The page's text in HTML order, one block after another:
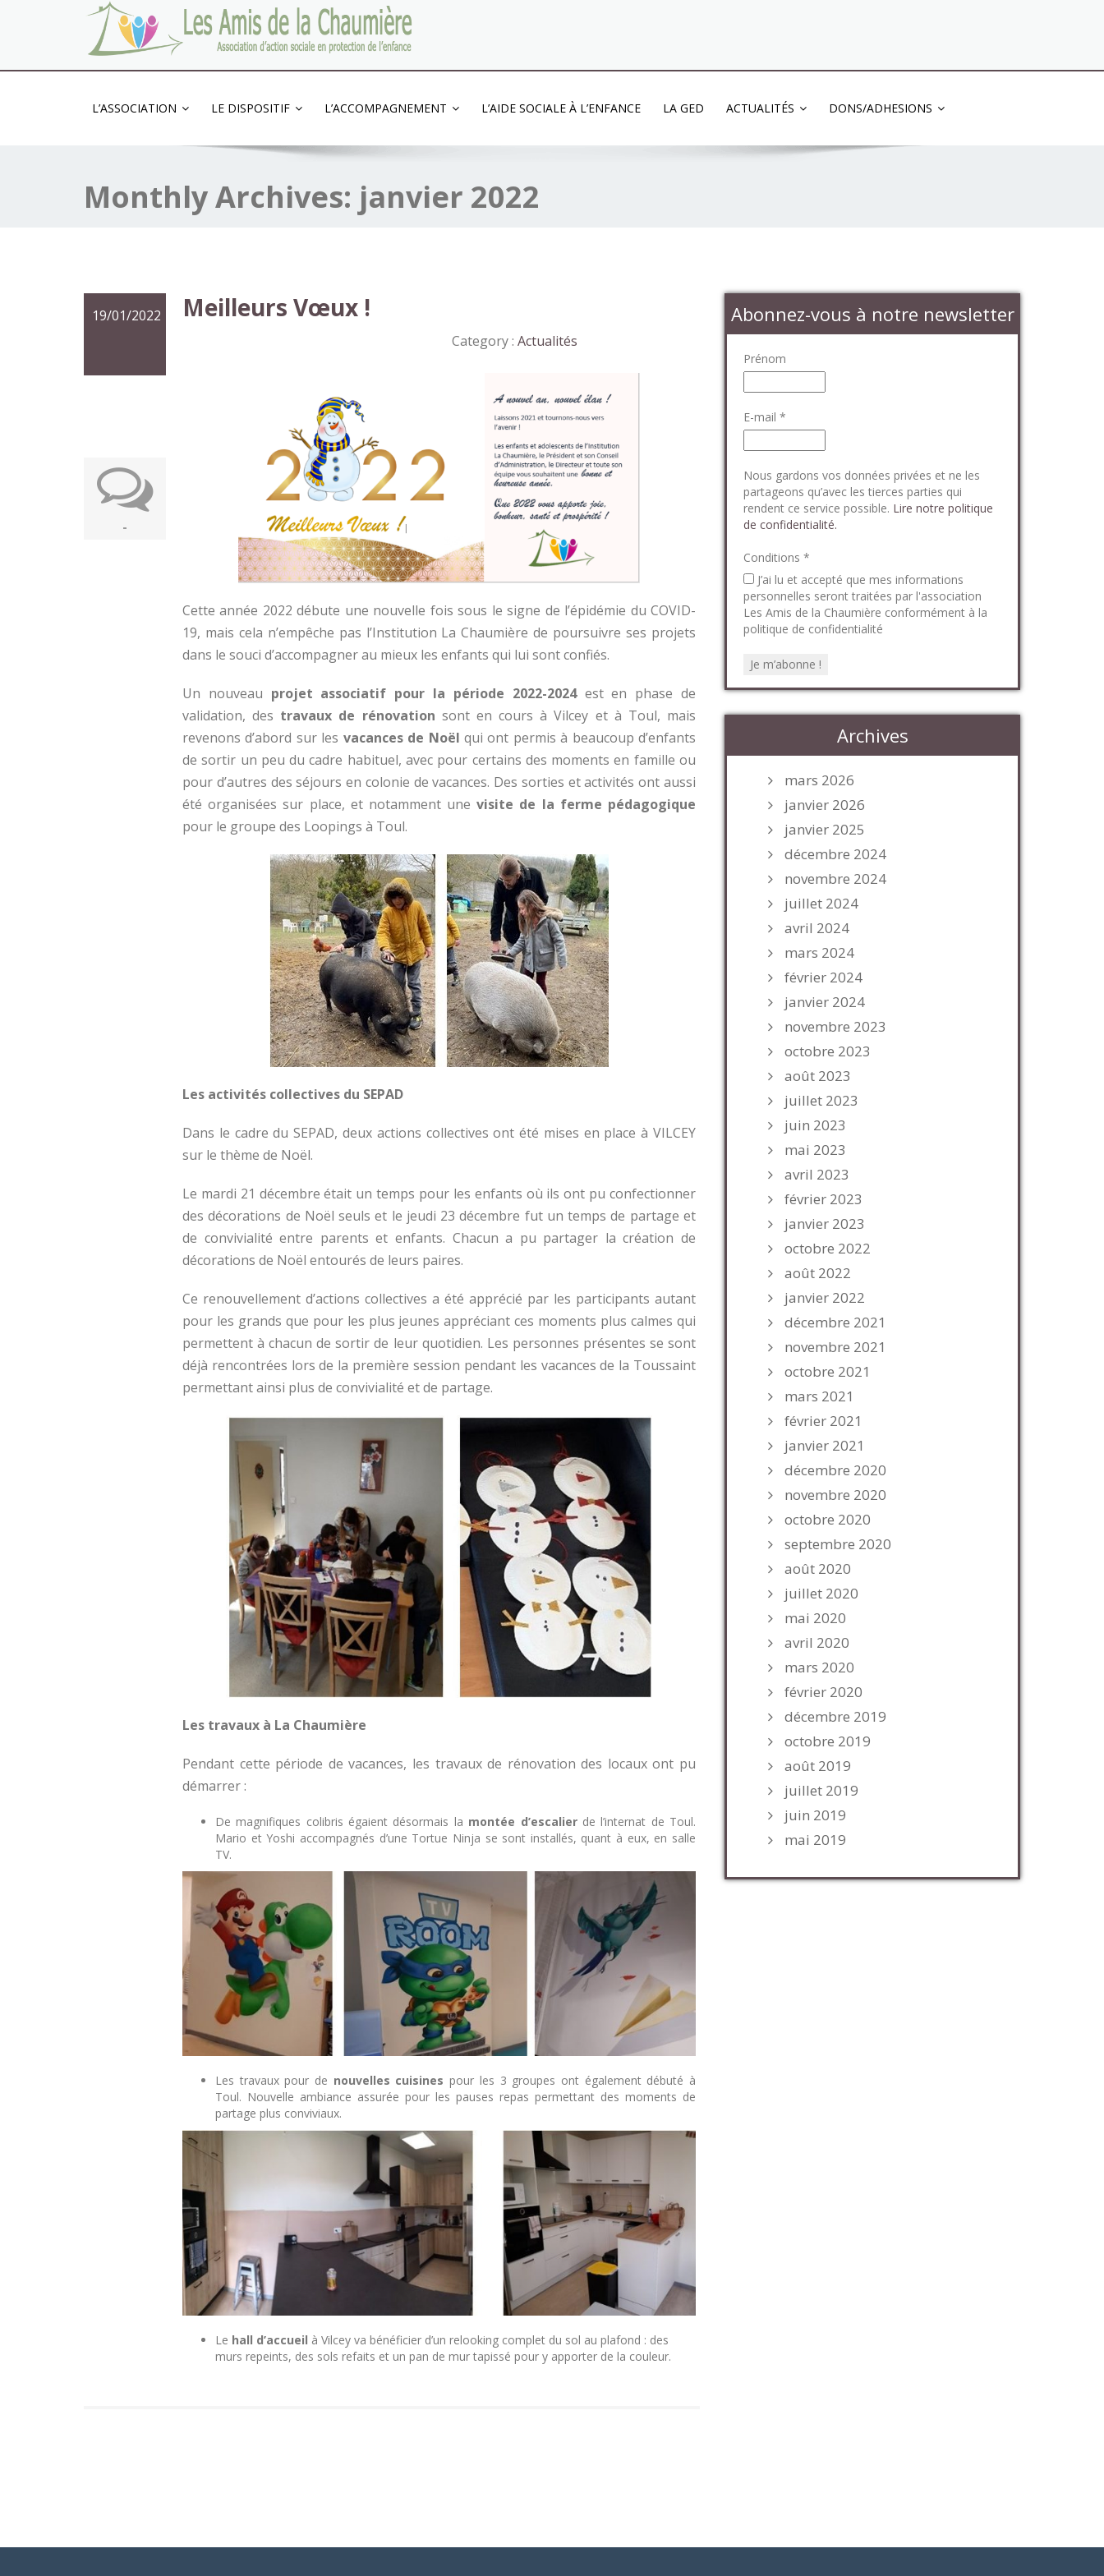
L’ASSOCIATION LE DISPOSITIF L’ACCOMPAGNEMENT L’AIDE SOCIALE À L’ENFANCE LA GED ACTUALITÉS DONS/ADHESIONS
Monthly Archives: janvier 2022
19/01/2022
-
Meilleurs Vœux !
Category : Actualités
Cette année 2022 débute une nouvelle fois sous le signe de l’épidémie du COVID-
19, mais cela n’empêche pas l’Institution La Chaumière de poursuivre ses projets
dans le souci d’accompagner au mieux les enfants qui lui sont confiés.
Un nouveau projet associatif pour la période 2022-2024est en phase de
validation, des travaux de rénovation sont en cours à Vilcey et à Toul, mais
revenons d’abord sur les vacances de Noël qui ont permis à beaucoup d’enfants
de sortir un peu du cadre habituel, avec pour certains des moments en famille ou
pour d’autres des séjours en colonie de vacances. Des sorties et activités ont aussi
été organisées sur place, et notamment unevisite de la ferme pédagogique
pour le groupe des Loopings à Toul.
Les activités collectives du SEPAD
Dans le cadre du SEPAD, deux actions collectives ont été mises en place à VILCEY
sur le thème de Noël.
Le mardi 21 décembre était un temps pour les enfants où ils ont pu confectionner
des décorations de Noël seuls et le jeudi 23 décembre fut un temps de partage et
de convivialité entre parents et enfants. Chacun a pu partager la création de
décorations de Noël entourés de leurs paires.
Ce renouvellement d’actions collectives a été apprécié par les participants autant
pour les grands que pour les plus jeunes appréciant ces moments plus calmes qui
permettent à chacun de sortir de leur quotidien. Les personnes présentes se sont
déjà rencontrées lors de la première session pendant les vacances de la Toussaint
permettant ainsi plus de convivialité et de partage.
Les travaux à La Chaumière
Pendant cette période de vacances, les travaux de rénovation des locaux ont pu
démarrer :
De magnifiques colibris égaient désormais la montée d’escalierde l’internat de Toul.
Mario et Yoshi accompagnés d’une Tortue Ninja se sont installés, quant à eux, en salle
TV.
Les travaux pour de nouvelles cuisines pour les 3 groupes ont également débuté à
Toul. Nouvelle ambiance assurée pour les pauses repas permettant des moments de
partage plus conviviaux.
Le hall d’accueil à Vilcey va bénéficier d’un relooking complet du sol au plafond : des
murs repeints, des sols refaits et un pan de mur tapissé pour y apporter de la couleur.
Abonnez-vous à notre newsletter
Prénom
E-mail *
Nous gardons vos données privées et ne les
partageons qu’avec les tierces parties qui
rendent ce service possible. Lire notre politique
de confidentialité.
Conditions *
J’ai lu et accepté que mes informations
personnelles seront traitées par l'association
Les Amis de la Chaumière conformément à la
politique de confidentialité
Archives
mars 2026
janvier 2026
janvier 2025
décembre 2024
novembre 2024
juillet 2024
avril 2024
mars 2024
février 2024
janvier 2024
novembre 2023
octobre 2023
août 2023
juillet 2023
juin 2023
mai 2023
avril 2023
février 2023
janvier 2023
octobre 2022
août 2022
janvier 2022
décembre 2021
novembre 2021
octobre 2021
mars 2021
février 2021
janvier 2021
décembre 2020
novembre 2020
octobre 2020
septembre 2020
août 2020
juillet 2020
mai 2020
avril 2020
mars 2020
février 2020
décembre 2019
octobre 2019
août 2019
juillet 2019
juin 2019
mai 2019